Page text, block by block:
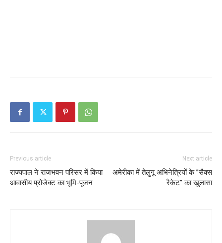
Previous article
राज्यपाल ने राजभवन परिसर में किया
आवासीय प्रोजेक्ट का भूमि-पूजन
Next article
अमेरीका में तेलुगू अभिनेत्रियों के ”सैक्स
रैकेट” का खुलासा